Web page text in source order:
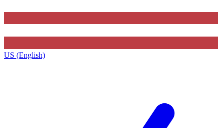
US (English)